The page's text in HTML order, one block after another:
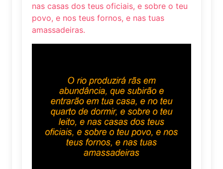
nas casas dos teus oficiais, e sobre o teu
povo, e nos teus fornos, e nas tuas
amassadeiras.